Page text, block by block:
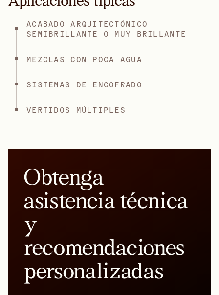
ACABADO ARQUITECTÓNICO
SEMIBRILLANTE O MUY BRILLANTE
MEZCLAS CON POCA AGUA
SISTEMAS DE ENCOFRADO
VERTIDOS MÚLTIPLES
Obtenga
asistencia técnica
y
recomendaciones
personalizadas